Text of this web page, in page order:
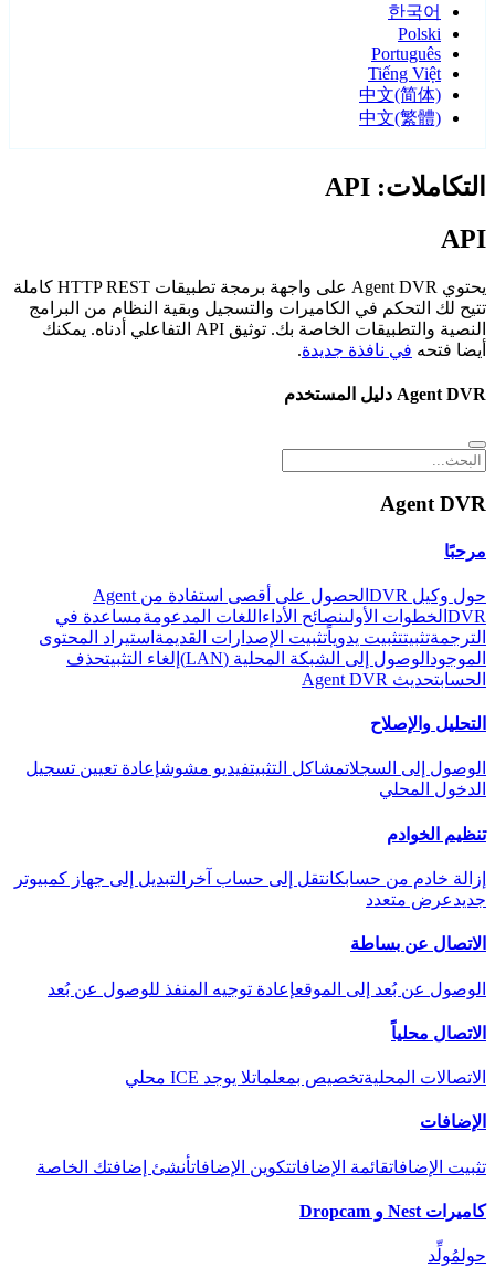
한국어
Polski
Português
Tiếng Việt
中文(简体)
中文(繁體)
التكاملات: API
API
يحتوي Agent DVR على واجهة برمجة تطبيقات HTTP REST كاملة
تتيح لك التحكم في الكاميرات والتسجيل وبقية النظام من البرامج
النصية والتطبيقات الخاصة بك. توثيق API التفاعلي أدناه. يمكنك
أيضا فتحه في نافذة جديدة.
Agent DVR دليل المستخدم
Agent DVR
مرحبًا
حول وكيل DVR
الحصول على أقصى استفادة من Agent
DVR الخطوات الأولىنصائح الأداء اللغات المدعومةمساعدة في
الترجمةتثبيتتثبيت يدوياًتثبيت الإصدارات القديمة استيراد المحتوى
الموجود الوصول إلى الشبكة المحلية (LAN) إلغاء التثبيتحذف
الحسابتحديث Agent DVR
التحليل والإصلاح
الوصول إلى السجلاتمشاكل التثبيتفيديو مشوشإعادة تعيين تسجيل
الدخول المحلي
تنظيم الخوادم
إزالة خادم من حسابكانتقل إلى حساب آخر التبديل إلى جهاز كمبيوتر
جديدعرض متعدد
الاتصال عن بساطة
الوصول عن بُعد إلى الموقعإعادة توجيه المنفذ للوصول عن بُعد
الاتصال محلياً
الاتصالات المحليةتخصيص بمعلماتلا يوجد ICE محلي
الإضافات
تثبيت الإضافاتقائمة الإضافاتتكوين الإضافاتأنشئ إضافتك الخاصة
كاميرات Nest و Dropcam
حولمُولِّد